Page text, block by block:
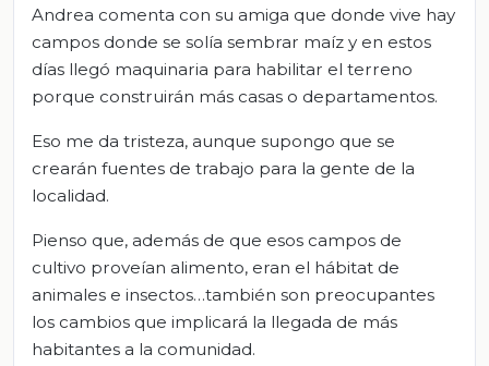
Andrea comenta con su amiga que donde vive hay
campos donde se solía sembrar maíz y en estos
días llegó maquinaria para habilitar el terreno
porque construirán más casas o departamentos.
Eso me da tristeza, aunque supongo que se
crearán fuentes de trabajo para la gente de la
localidad.
Pienso que, además de que esos campos de
cultivo proveían alimento, eran el hábitat de
animales e insectos…también son preocupantes
los cambios que implicará la llegada de más
habitantes a la comunidad.